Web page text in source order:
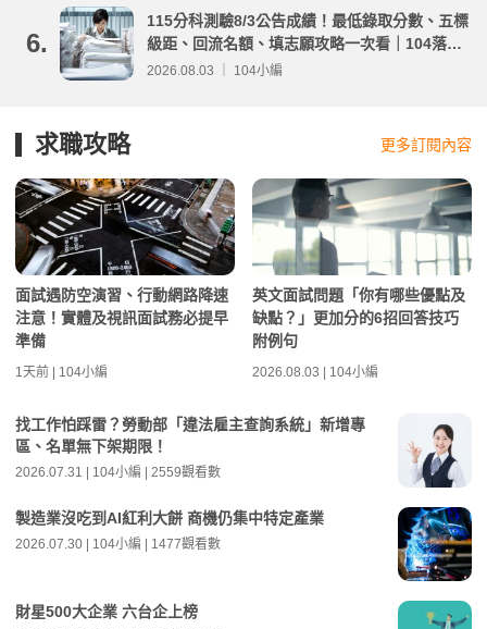
6.
115分科測驗8/3公告成績！最低錄取分數、五標
級距、回流名額、填志願攻略一次看｜104落點
分析
2026.08.03 ｜ 104小編
求職攻略 更多訂閱內容
面試遇防空演習、行動網路降速
注意！實體及視訊面試務必提早
準備
1天前 | 104小編
英文面試問題「你有哪些優點及
缺點？」更加分的6招回答技巧
附例句
2026.08.03 | 104小編
找工作怕踩雷？勞動部「違法雇主查詢系統」新增專
區、名單無下架期限！
2026.07.31 | 104小編 | 2559觀看數
製造業沒吃到AI紅利大餅 商機仍集中特定產業
2026.07.30 | 104小編 | 1477觀看數
財星500大企業 六台企上榜